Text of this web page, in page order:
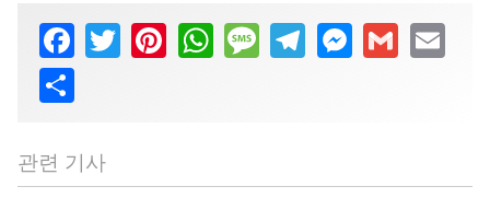
Facebook
Twitter PinterestWhatsAppMessageTelegramMessenger
Gmail Email
Share
관련 기사